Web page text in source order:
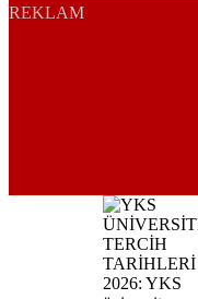
REKLAM